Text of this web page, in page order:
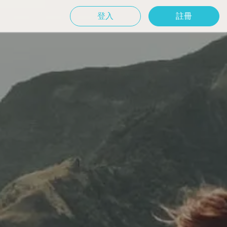
登入 註冊